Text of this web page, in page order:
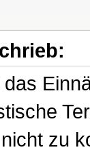
zu